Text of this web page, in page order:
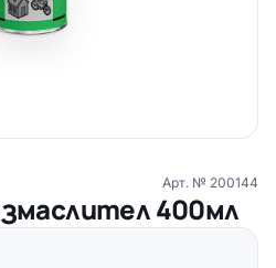
Арт. № 200144
400мл